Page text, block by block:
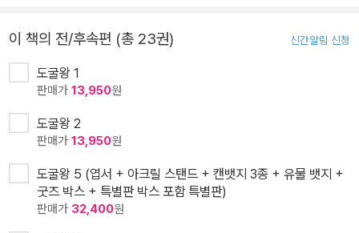
이 책의 전/후속편 (총 23권) 신간알림 신청
도굴왕 1
판매가 13,950원
도굴왕 2
판매가 13,950원
도굴왕 5 (엽서 + 아크릴 스탠드 + 캔뱃지 3종 + 유물 뱃지 +
굿즈 박스 + 특별판 박스 포함 특별판)
판매가 32,400원